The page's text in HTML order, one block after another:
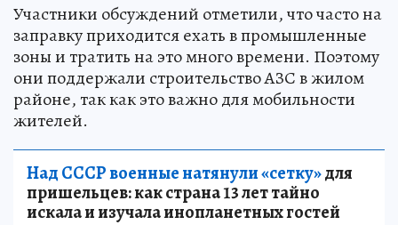
Участники обсуждений отметили, что часто на
заправку приходится ехать в промышленные
зоны и тратить на это много времени. Поэтому
они поддержали строительство АЗС в жилом
районе, так как это важно для мобильности
жителей.
Над СССР военные натянули «сетку»для
пришельцев: как страна 13 лет тайно
искала и изучала инопланетных гостей